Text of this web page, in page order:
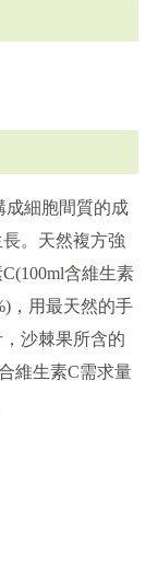
成細胞間質的成
。天然複方強
含維生素
，用最天然的手
沙棘果所含的
維生素C需求量